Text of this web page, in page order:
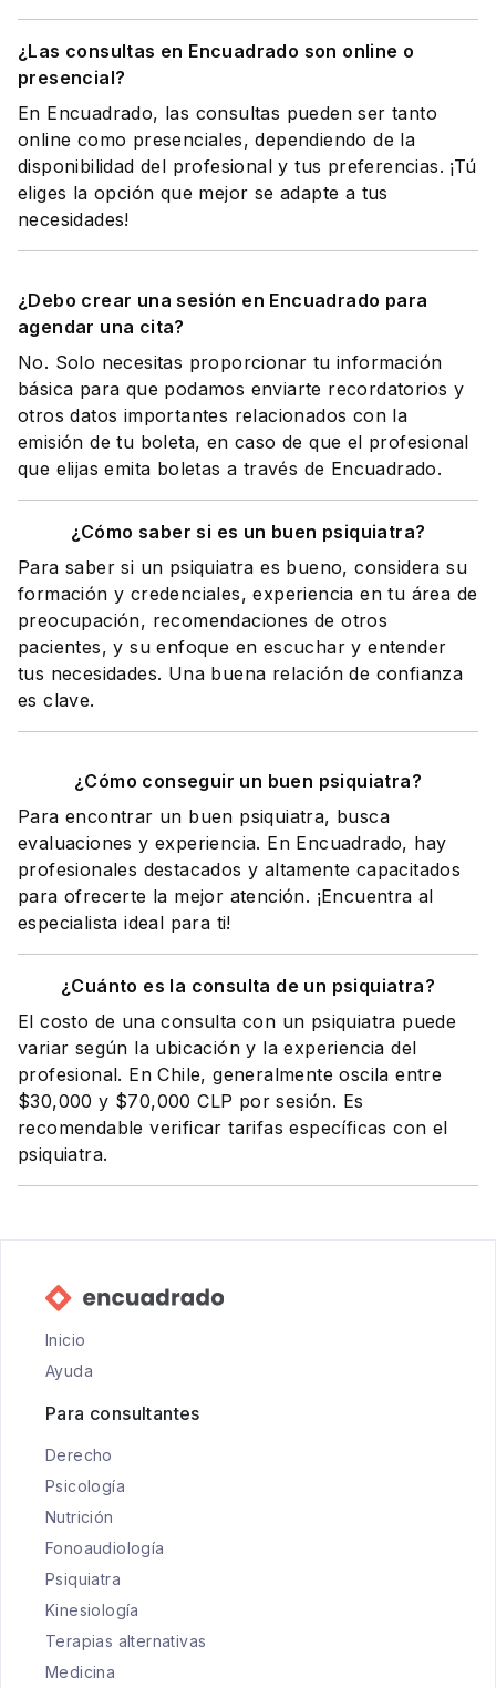
¿Las consultas en Encuadrado son online o
presencial?
En Encuadrado, las consultas pueden ser tanto
online como presenciales, dependiendo de la
disponibilidad del profesional y tus preferencias. ¡Tú
eliges la opción que mejor se adapte a tus
necesidades!
¿Debo crear una sesión en Encuadrado para
agendar una cita?
No. Solo necesitas proporcionar tu información
básica para que podamos enviarte recordatorios y
otros datos importantes relacionados con la
emisión de tu boleta, en caso de que el profesional
que elijas emita boletas a través de Encuadrado.
¿Cómo saber si es un buen psiquiatra?
Para saber si un psiquiatra es bueno, considera su
formación y credenciales, experiencia en tu área de
preocupación, recomendaciones de otros
pacientes, y su enfoque en escuchar y entender
tus necesidades. Una buena relación de confianza
es clave.
¿Cómo conseguir un buen psiquiatra?
Para encontrar un buen psiquiatra, busca
evaluaciones y experiencia. En Encuadrado, hay
profesionales destacados y altamente capacitados
para ofrecerte la mejor atención. ¡Encuentra al
especialista ideal para ti!
¿Cuánto es la consulta de un psiquiatra?
El costo de una consulta con un psiquiatra puede
variar según la ubicación y la experiencia del
profesional. En Chile, generalmente oscila entre
$30,000 y $70,000 CLP por sesión. Es
recomendable verificar tarifas específicas con el
psiquiatra.
Inicio
Ayuda
Para consultantes
Derecho
Psicología
Nutrición
Fonoaudiología
Psiquiatra
Kinesiología
Terapias alternativas
Medicina